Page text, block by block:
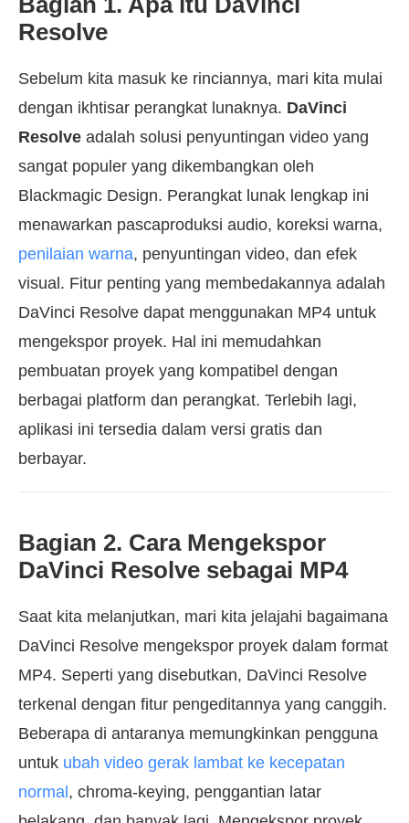
Resolve
Sebelum kita masuk ke rinciannya, mari kita mulai
dengan ikhtisar perangkat lunaknya. DaVinci
Resolve adalah solusi penyuntingan video yang
sangat populer yang dikembangkan oleh
Blackmagic Design. Perangkat lunak lengkap ini
menawarkan pascaproduksi audio, koreksi warna,
penilaian warna, penyuntingan video, dan efek
visual. Fitur penting yang membedakannya adalah
DaVinci Resolve dapat menggunakan MP4 untuk
mengekspor proyek. Hal ini memudahkan
pembuatan proyek yang kompatibel dengan
berbagai platform dan perangkat. Terlebih lagi,
aplikasi ini tersedia dalam versi gratis dan
berbayar.
Bagian 2. Cara Mengekspor
DaVinci Resolve sebagai MP4
Saat kita melanjutkan, mari kita jelajahi bagaimana
DaVinci Resolve mengekspor proyek dalam format
MP4. Seperti yang disebutkan, DaVinci Resolve
terkenal dengan fitur pengeditannya yang canggih.
Beberapa di antaranya memungkinkan pengguna
untuk ubah video gerak lambat ke kecepatan
normal , chroma-keying, penggantian latar